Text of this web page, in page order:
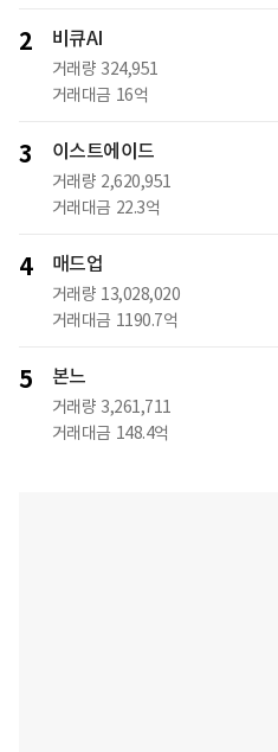
2 비큐AI
거래량 324,951
거래대금 16억
3 이스트에이드
거래량 2,620,951
거래대금 22.3억
4 매드업
거래량 13,028,020
거래대금 1190.7억
5 본느
거래량 3,261,711
거래대금 148.4억